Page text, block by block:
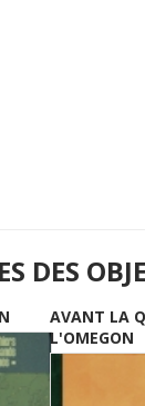
DES
AVANT LA
L'OMEGON